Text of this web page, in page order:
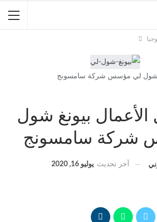
شول لي مؤسس شركة سامسونج
بيونغ شول
شركة سامسونج
آخر تحديث يوليو 16, 2020